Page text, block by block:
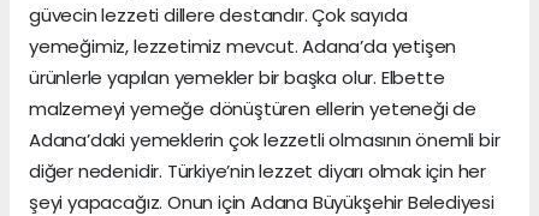
güvecin lezzeti dillere destandır. Çok sayıda
yemeğimiz, lezzetimiz mevcut. Adana’da yetişen
ürünlerle yapılan yemekler bir başka olur. Elbette
malzemeyi yemeğe dönüştüren ellerin yeteneği de
Adana’daki yemeklerin çok lezzetli olmasının önemli bir
diğer nedenidir. Türkiye’nin lezzet diyarı olmak için her
şeyi yapacağız. Onun için Adana Büyükşehir Belediyesi